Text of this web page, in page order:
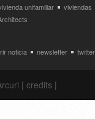
unifamiliar
viviendas
noticia newsletter twitter
| credits |